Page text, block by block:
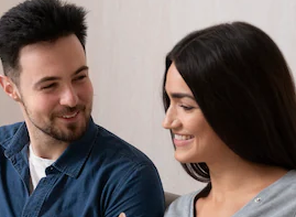
Produtos
Spaces
Assistente de IA
Gerador de
imagens
Gerador de vídeos
Texto para voz
Começar
Academy
Documentação
Atendimento
Termos e
condições
Política de